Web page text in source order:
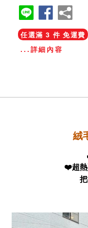
任選滿 3 件 免運費
...詳細內容